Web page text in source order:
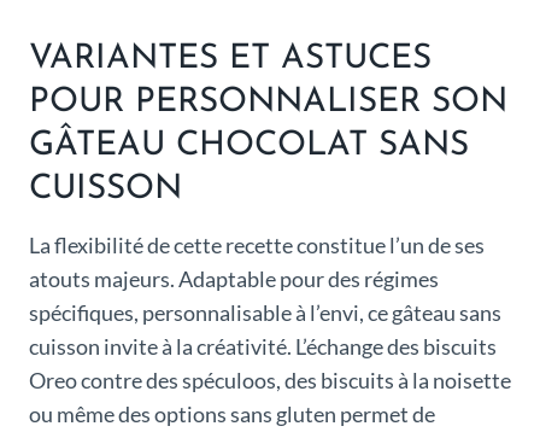
VARIANTES ET ASTUCES
POUR PERSONNALISER SON
GÂTEAU CHOCOLAT SANS
CUISSON
La flexibilité de cette recette constitue l’un de ses
atouts majeurs. Adaptable pour des régimes
spécifiques, personnalisable à l’envi, ce gâteau sans
cuisson invite à la créativité. L’échange des biscuits
Oreo contre des spéculoos, des biscuits à la noisette
ou même des options sans gluten permet de